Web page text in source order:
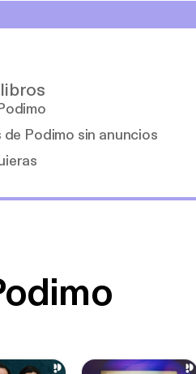
Podimo sin anuncios